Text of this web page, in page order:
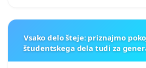
Vsako delo šteje: priznajmo
študentskega dela tudi za